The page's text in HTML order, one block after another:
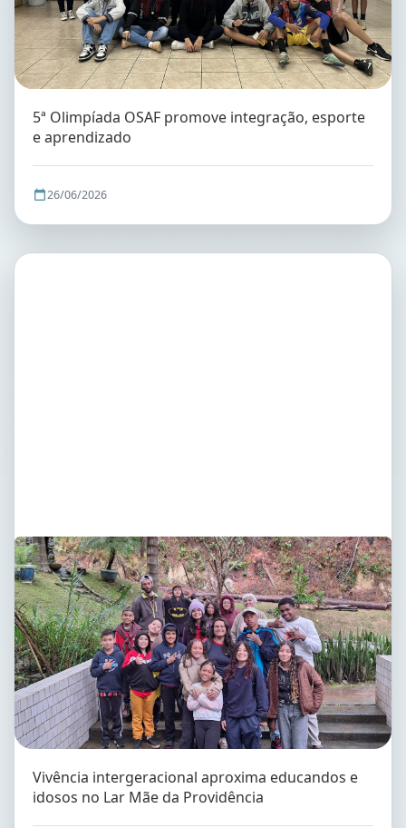
5ª Olimpíada OSAF promove integração, esporte
e aprendizado
26/06/2026
Vivência intergeracional aproxima educandos e
idosos no Lar Mãe da Providência